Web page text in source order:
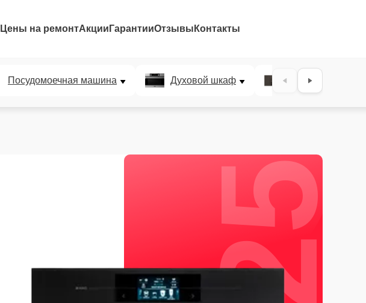
Цены на ремонтАкции ГарантииОтзывы Контакты
Посудомоечная машина Духовой шкаф Варочная
25%